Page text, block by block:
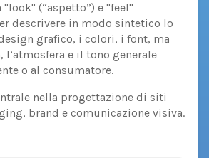
(“aspetto”) e "feel"
descrivere in modo sintetico lo
grafico, i colori, i font, ma
l’atmosfera e il tono generale
o al consumatore.
nella progettazione di siti
brand e comunicazione visiva.